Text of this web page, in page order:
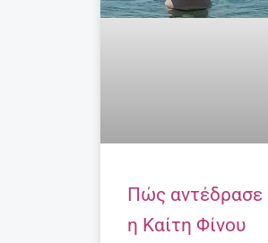
Πώς αντέδρασε
η Καίτη Φίνου